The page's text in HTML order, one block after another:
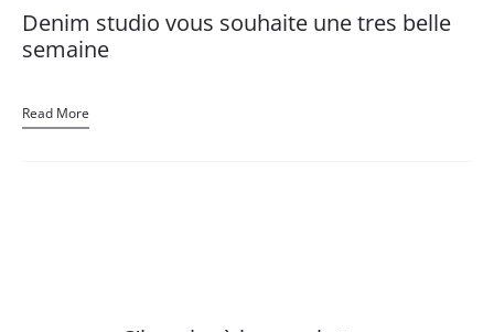
Denim studio vous souhaite une tres belle
semaine
Read More